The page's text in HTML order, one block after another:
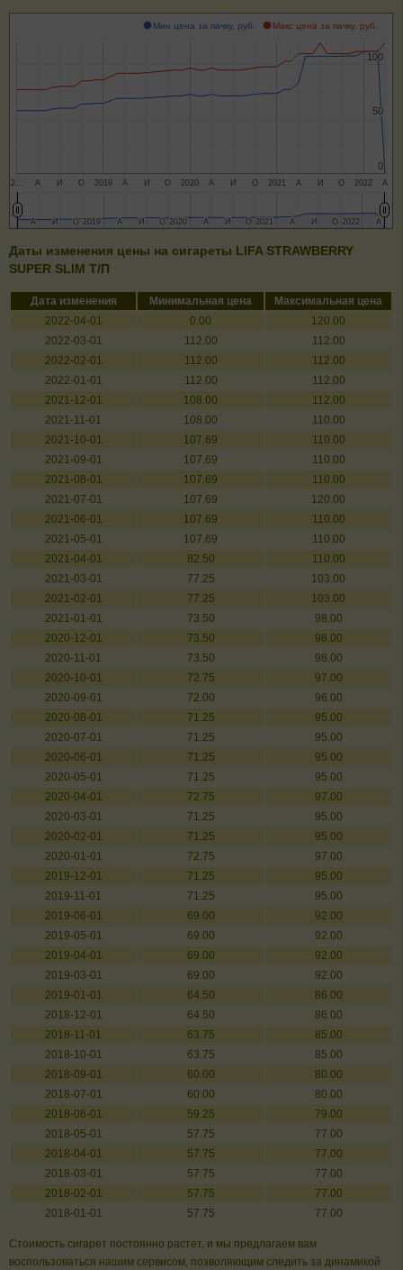
Мин цена за пачку, руб. Макс цена за пачку, руб.
2… 2019 2020 2021 2022
А И О А И О А И О А И О А
0
0
50
50
100
100
2019
2019 2020
2020 2021
2021 2022
2022
А
А ИИ О
О А
А ИИ О
О А
А ИИ О
О А
А ИИ О
О А
А
Даты изменения цены на сигареты LIFA STRAWBERRY
SUPER SLIM Т/П
Дата изменения Минимальная цена
Максимальная цена
2022-04-01
0.00
120.00
2022-03-01
112.00
112.00
2022-02-01
112.00
112.00
2022-01-01
112.00
112.00
2021-12-01
108.00
112.00
2021-11-01
108.00
110.00
2021-10-01
107.69
110.00
2021-09-01
107.69
110.00
2021-08-01
107.69
110.00
2021-07-01
107.69
120.00
2021-06-01
107.69
110.00
2021-05-01
107.69
110.00
2021-04-01
82.50
110.00
2021-03-01
77.25
103.00
2021-02-01
77.25
103.00
2021-01-01
73.50
98.00
2020-12-01
73.50
98.00
2020-11-01
73.50
98.00
2020-10-01
72.75
97.00
2020-09-01
72.00
96.00
2020-08-01
71.25
95.00
2020-07-01
71.25
95.00
2020-06-01
71.25
95.00
2020-05-01
71.25
95.00
2020-04-01
72.75
97.00
2020-03-01
71.25
95.00
2020-02-01
71.25
95.00
2020-01-01
72.75
97.00
2019-12-01
71.25
95.00
2019-11-01
71.25
95.00
2019-06-01
69.00
92.00
2019-05-01
69.00
92.00
2019-04-01
69.00
92.00
2019-03-01
69.00
92.00
2019-01-01
64.50
86.00
2018-12-01
64.50
86.00
2018-11-01
63.75
85.00
2018-10-01
63.75
85.00
2018-09-01
60.00
80.00
2018-07-01
60.00
80.00
2018-06-01
59.25
79.00
2018-05-01
57.75
77.00
2018-04-01
57.75
77.00
2018-03-01
57.75
77.00
2018-02-01
57.75
77.00
2018-01-01
57.75 77.00
Стоимость сигарет постоянно растет, и мы предлагаем вам
воспользоваться нашим сервисом, позволяющим следить за динамикой